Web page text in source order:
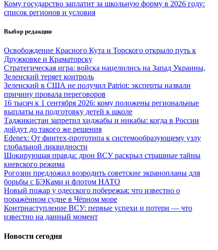
Кому государство заплатит за школьную форму в 2026 году:
список регионов и условия
Выбор редакции
Освобождение Красного Кута и Торского открыло путь к
Дружковке и Краматорску
Стратегическая игра: войска нацелились на Запад Украины,
Зеленский теряет контроль
Зеленский в США не получил Patriot: эксперты назвали
причину провала переговоров
16 тысяч к 1 сентября 2026: кому положены региональные
выплаты на подготовку детей к школе
Таджикистан запретил хиджабы и никабы: когда в России
дойдут до такого же решения
Edenex: От финтех-прототипа к системообразующему узлу
глобальной ликвидности
Шокирующая правда: дрон ВСУ раскрыл страшные тайны
киевского режима
Рогозин предложил возродить советские экранопланы для
борьбы с БЭКами и флотом НАТО
Новый пожар у одесского побережья: что известно о
поражённом судне в Чёрном море
Контрнаступление ВСУ: первые успехи и потери — что
известно на данный момент
Новости сегодня